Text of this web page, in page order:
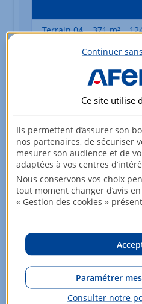
Terrain 04 371 m²
Je suis
Terrain 14 496 m²
Je suis
Je suis
Terrain 19 520 m²
Continuer
Ce site utilise
Ils permettent d’assurer son
nos partenaires, de sécuriser
mesurer son audience et de
adaptées à vos centres
Nous conservons vos choix
tout moment changer d’avis
« Gestion des cookies »
Paramétrer
Consulter notre